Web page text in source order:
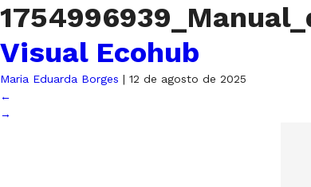
Visual Ecohub
Maria Eduarda Borges | 12 de agosto de 2025
←
→